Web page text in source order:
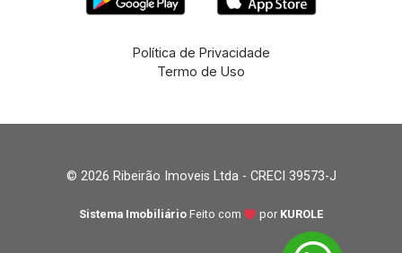
Política de Privacidade
Termo de Uso
© 2026 Ribeirão Imoveis Ltda - CRECI 39573-J
Sistema Imobiliário Feito com por KUROLE